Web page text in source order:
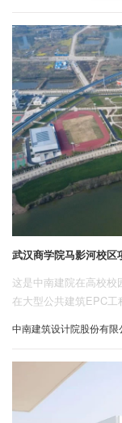
武汉商学院马影河校区
这是中南建院在高校
在大型公共建筑EPC
中南建筑设计院股份有限